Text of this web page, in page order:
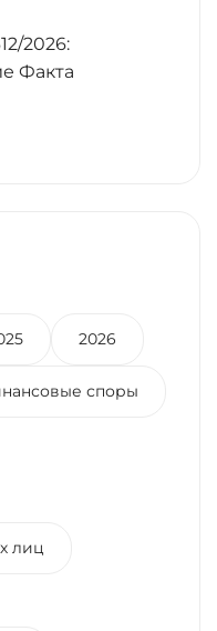
2026:
Факта
2026
споры
лиц